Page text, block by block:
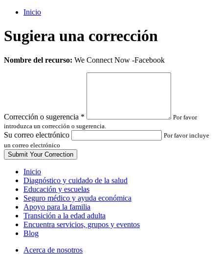
Inicio
Sugiera una corrección
Leave
Nombre del recurso: We Connect Now -Facebook
Corrección o sugerencia *
Por favor
introduzca un corrección o sugerencia.
Su correo electrónico
Por favor incluye
un correo electrónico
Inicio
Diagnóstico y cuidado de la salud
Educación y escuelas
Seguro médico y ayuda económica
Apoyo para la familia
Transición a la edad adulta
Encuentra servicios, grupos y eventos
Blog
Acerca de nosotros